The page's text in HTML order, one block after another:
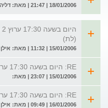
18/01/2006 | 21:47 | מאת: דליה
(לת)
15/01/2006 | 11:32 | מאת: אילן
RE: היום בשעה 17:30 ערוץ 2 תכנית בנושא סיעוד ומטפל
15/01/2006 | 23:07 | מאת:
RE: היום בשעה 17:30 ערוץ 2 תכנית בנושא סיעוד ומטפל
16/01/2006 | 09:49 | מאת: אילן